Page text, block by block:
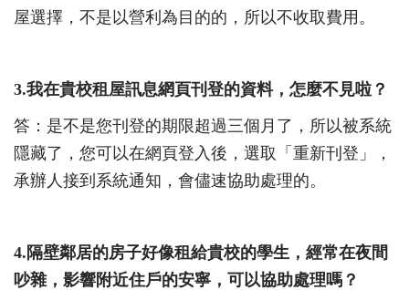
屋選擇，不是以營利為目的的，所以不收取費用。
3.我在貴校租屋訊息網頁刊登的資料，怎麼不見啦？
答：是不是您刊登的期限超過三個月了，所以被系統
隱藏了，您可以在網頁登入後，選取「重新刊登」，
承辦人接到系統通知，會儘速協助處理的。
4.隔壁鄰居的房子好像租給貴校的學生，經常在夜間
吵雜，影響附近住戶的安寧，可以協助處理嗎？